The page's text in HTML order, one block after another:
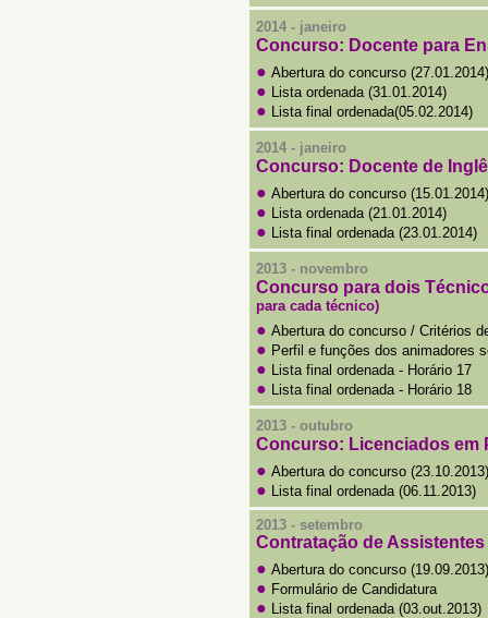
2014 - janeiro
Concurso: Docente para
● Abertura do concurso (27.01.2014)
● Lista ordenada (31.01.2014)
● Lista final ordenada(05.02.2014)
2014 - janeiro
Concurso: Docente de
● Abertura do concurso (15.01.2014)
● Lista ordenada (21.01.2014)
● Lista final ordenada (23.01.2014)
2013 - novembro
Concurso para dois
para cada técnico)
● Abertura do concurso / Critérios
● Perfil e funções dos animadores
● Lista final ordenada - Horário 17
● Lista final ordenada - Horário 18
2013 - outubro
Concurso: Licenciados em
● Abertura do concurso (23.10.2013)
● Lista final ordenada (06.11.2013)
2013 - setembro
Contratação de
● Abertura do concurso (19.09.2013)
● Formulário de Candidatura
● Lista final ordenada (03.out.2013)